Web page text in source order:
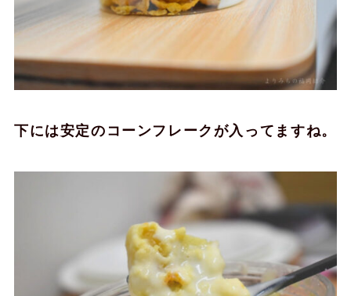
下には安定のコーンフレークが入ってますね。